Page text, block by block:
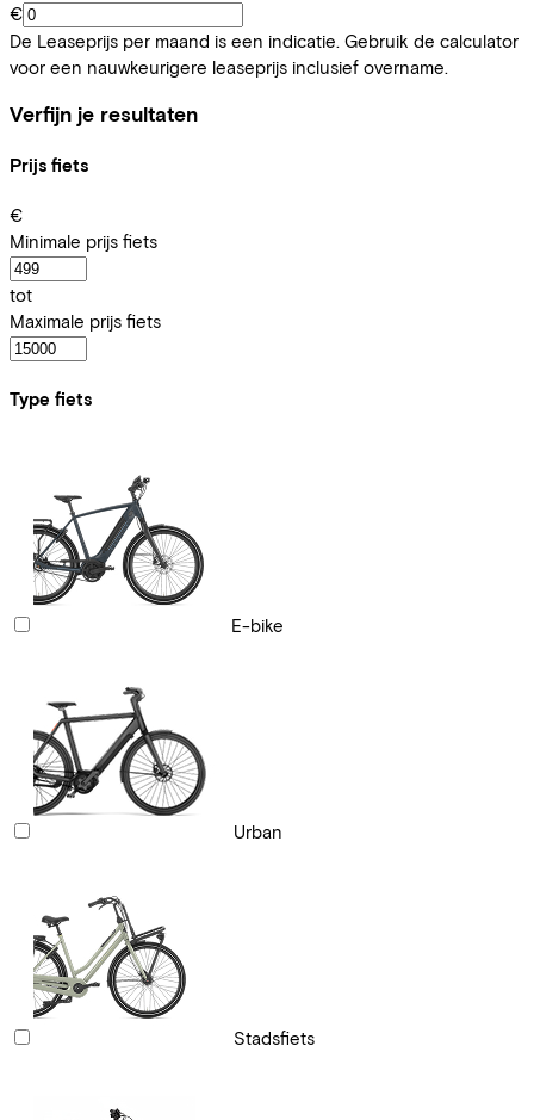
€
De Leaseprijs per maand is een indicatie. Gebruik de calculator
voor een nauwkeurigere leaseprijs inclusief overname.
Verfijn je resultaten
Prijs fiets
€
Minimale prijs fiets
tot
Maximale prijs fiets
Type fiets
E-bike
Urban
Stadsfiets